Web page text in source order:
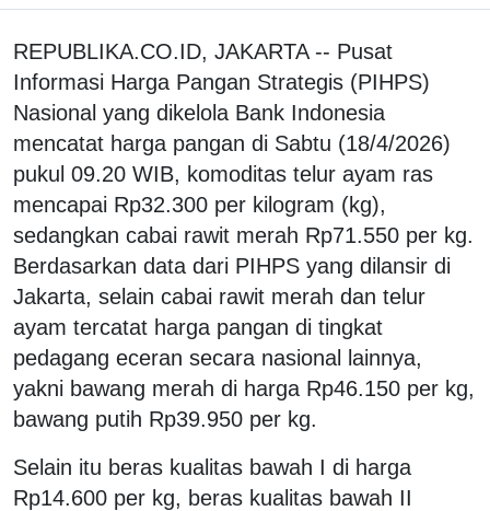
REPUBLIKA.CO.ID, JAKARTA -- Pusat
Informasi Harga Pangan Strategis (PIHPS)
Nasional yang dikelola Bank Indonesia
mencatat harga pangan di Sabtu (18/4/2026)
pukul 09.20 WIB, komoditas telur ayam ras
mencapai Rp32.300 per kilogram (kg),
sedangkan cabai rawit merah Rp71.550 per kg.
Berdasarkan data dari PIHPS yang dilansir di
Jakarta, selain cabai rawit merah dan telur
ayam tercatat harga pangan di tingkat
pedagang eceran secara nasional lainnya,
yakni bawang merah di harga Rp46.150 per kg,
bawang putih Rp39.950 per kg.
Selain itu beras kualitas bawah I di harga
Rp14.600 per kg, beras kualitas bawah II